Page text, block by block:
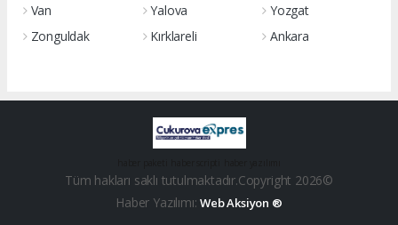
Van
Yalova
Yozgat
Zonguldak
Kırklareli Ankara
Tüm hakları saklı tutulmaktadır.Copyright 2026©
Haber Yazılımı:Web Aksiyon ®